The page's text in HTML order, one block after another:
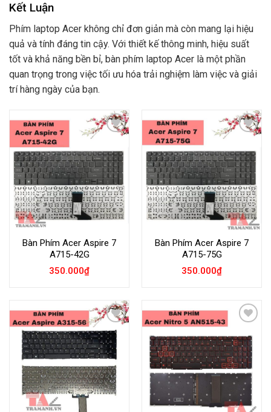
Kết Luận
Phím laptop Acer không chỉ đơn giản mà còn mang lại hiệu
quả và tính đáng tin cậy. Với thiết kế thông minh, hiệu suất
tốt và khả năng bền bỉ, bàn phím laptop Acer là một phần
quan trọng trong việc tối ưu hóa trải nghiệm làm việc và giải
trí hàng ngày của bạn.
Wishlist
Bàn Phím Acer Aspire 7
A715-42G
350.000₫
Wishlist
Bàn Phím Acer Aspire 7
A715-75G
350.000₫
Add to
Wishlist
Wishlist